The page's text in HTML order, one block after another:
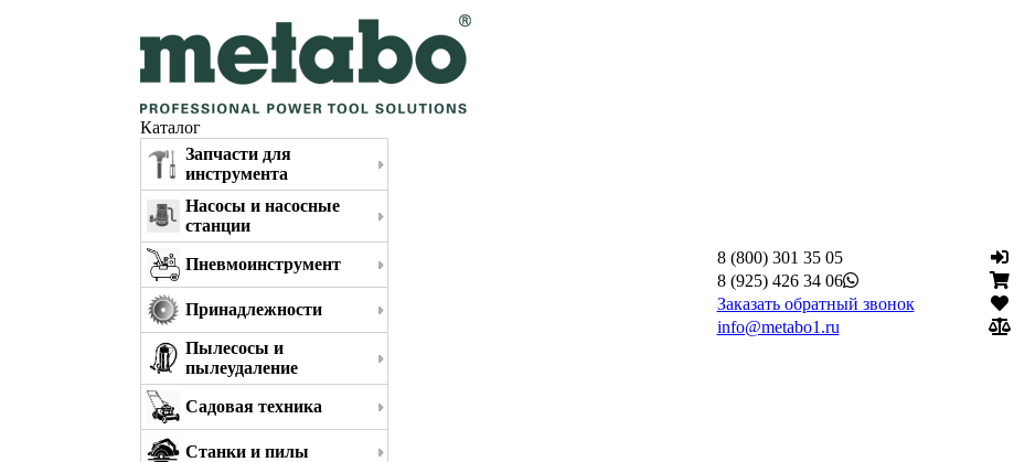
Каталог
Запчасти для
инструмента
Насосы и насосные
станции
Пневмоинструмент
Принадлежности
Пылесосы и
пылеудаление
Садовая техника
Станки и пилы
8 (800) 301 35 05
8 (925) 426 34 06
Заказать обратный звонок
info@metabo1.ru